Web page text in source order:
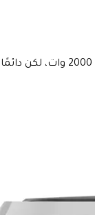
يوجد العديد من أنواع القلايات